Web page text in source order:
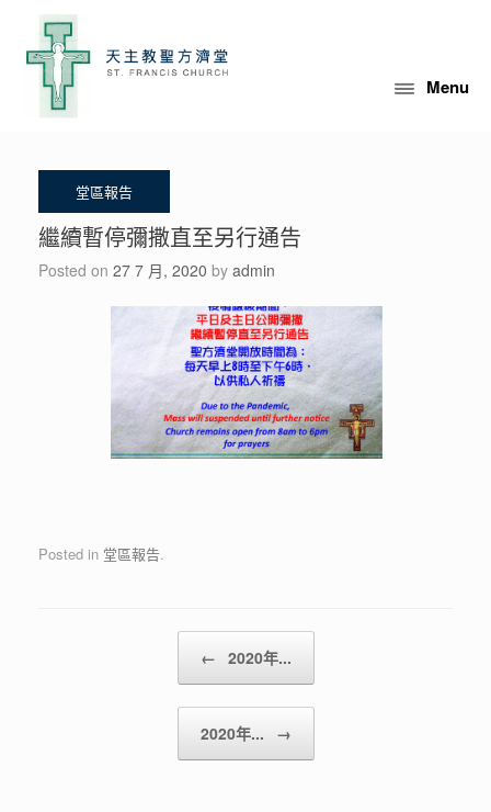
content
Menu
繼續暫停彌撒直至另行通告
Posted on 27 7 月, 2020 by admin
Posted in 堂區報告.
Post navigation
← 2020年...
2020年... →